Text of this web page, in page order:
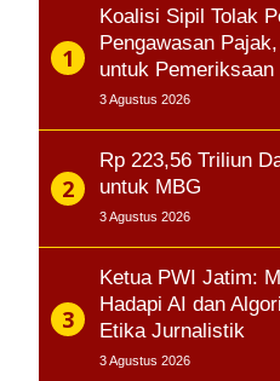
Koalisi Sipil Tolak
Pengawasan
untuk Pemeriksaan
3 Agustus 2026
Rp 223,56 Triliun
untuk MBG
3 Agustus 2026
Ketua PWI Jatim:
Hadapi AI dan
Etika Jurnalistik
3 Agustus 2026